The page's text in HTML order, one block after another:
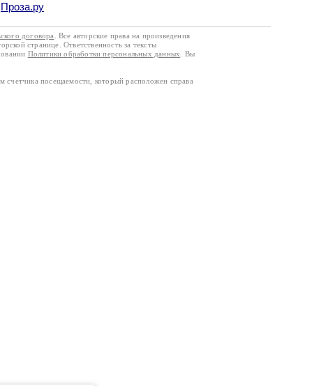
Проза.ру
договора
. Все авторские права на произведения
странице. Ответственность за тексты
Политики обработки персональных данных
. Вы
посещаемости, который расположен справа